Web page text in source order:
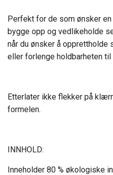
Perfekt for de som ønsker
bygge opp og vedlikeholde
når du ønsker å opprettholde
eller forlenge holdbarheten til
Etterlater ikke flekker på
formelen.
INNHOLD:
Inneholder 80 % økologiske